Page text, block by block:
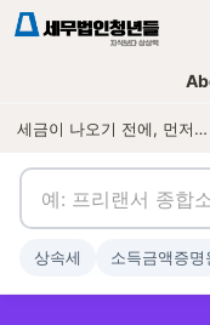
세금이 나오기 전에, 먼저 연락하는 세무법인
상속세 소득금액증명